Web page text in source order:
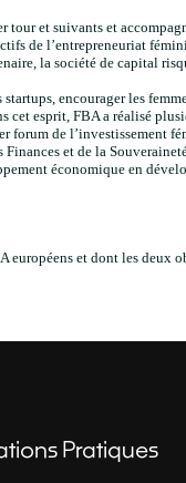
tour et suivants et
de l’entrepreneuriat
la société de capital
encourager les
cet esprit, FBA a réalisé
forum de l’investissement
et de la
économique en
européens et dont les deux
Pratiques